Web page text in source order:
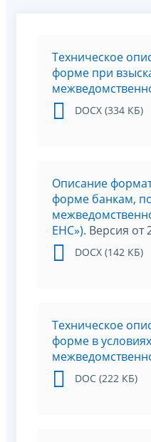
Техническое
форме при
DOCX (334 КБ)
Описание
форме банкам,
ЕНС»). Версия от
DOCX (142 КБ)
Техническое
форме в
DOC (222 КБ)